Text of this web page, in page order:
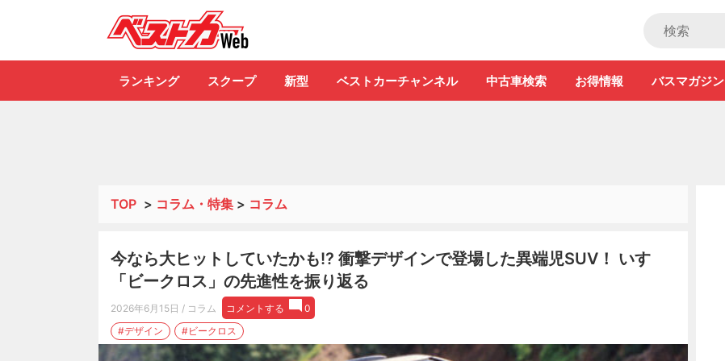
ランキング スクープ 新型 ベストカーチャンネル 中古車検索 お得情報 バスマガジン
TOP > コラム・特集 > コラム
今なら大ヒットしていたかも!? 衝撃デザインで登場した異端児SUV！ いすゞ
「ビークロス」の先進性を振り返る
2026年6月15日 / コラム コメントする
0
#デザイン
#ビークロス